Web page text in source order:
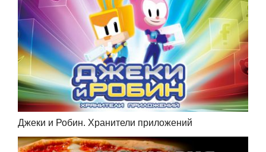
Джеки и Робин. Хранители приложений